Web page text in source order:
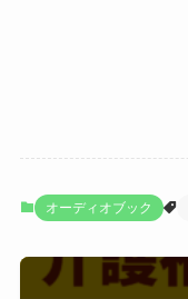
オーディオブック